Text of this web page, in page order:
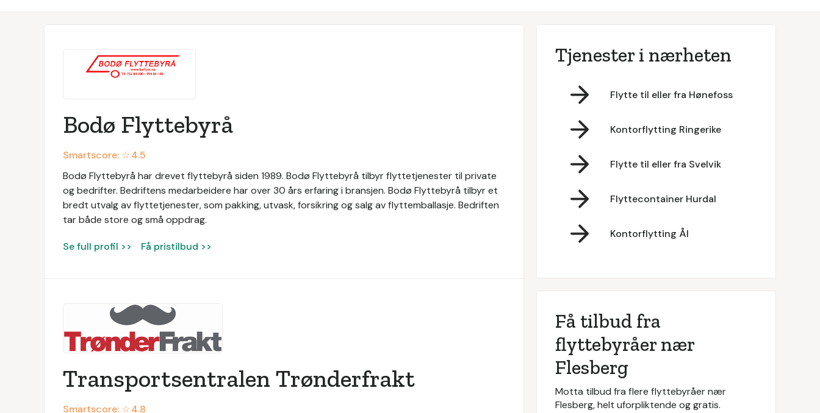
Bodø Flyttebyrå
Smartscore: ☆4.5
Bodø Flyttebyrå har drevet flyttebyrå siden 1989. Bodø Flyttebyrå tilbyr flyttetjenester til private
og bedrifter. Bedriftens medarbeidere har over 30 års erfaring i bransjen. Bodø Flyttebyrå tilbyr et
bredt utvalg av flyttetjenester, som pakking, utvask, forsikring og salg av flyttemballasje. Bedriften
tar både store og små oppdrag.
Se full profil >> Få pristilbud >>
Transportsentralen Trønderfrakt
Smartscore: ☆4.8
Tjenester i nærheten
Flytte til eller fra Hønefoss
Kontorflytting Ringerike
Flytte til eller fra Svelvik
Flyttecontainer Hurdal
Kontorflytting Ål
Få tilbud fra
flyttebyråer nær
Flesberg
Motta tilbud fra flere flyttebyråer nær
Flesberg, helt uforpliktende og gratis.